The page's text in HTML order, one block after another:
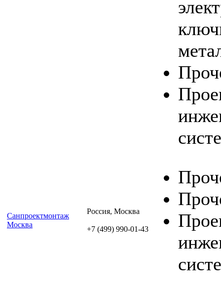
Санпроектмонтаж
Москва
Россия, Москва
+7 (499) 990-01-43